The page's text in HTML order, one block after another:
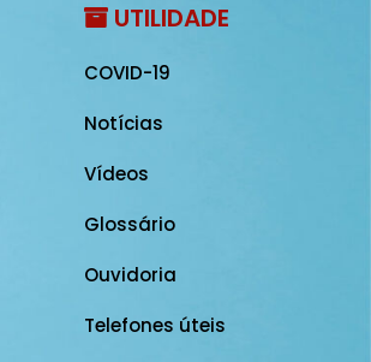
UTILIDADE
COVID-19
Notícias
Vídeos
Glossário
Ouvidoria
Telefones úteis